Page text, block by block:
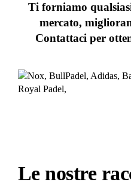
Ti forniamo
mercato,
Contattaci per
Le nostre